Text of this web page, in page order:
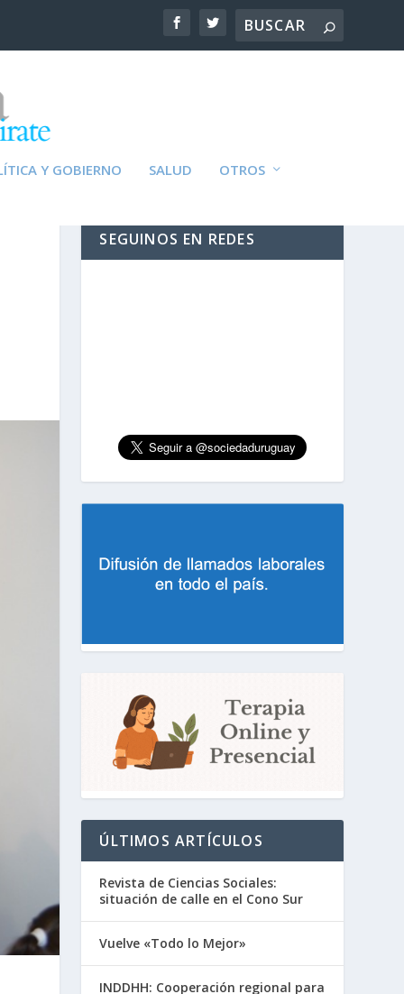
Y GOBIERNO SALUD OTROS
SEGUINOS EN REDES
ÚLTIMOS ARTÍCULOS
Revista de Ciencias Sociales:
situación de calle en el Cono Sur
Vuelve «Todo lo Mejor»
INDDHH: Cooperación regional para